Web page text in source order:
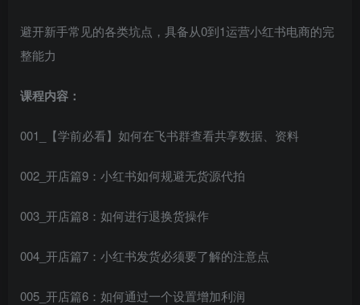
避开新手常见的各类坑点，具备从0到1运营小红书电商的完
整能力
课程内容：
001_【学前必看】如何在飞书群查看共享数据、资料
002_开店篇9：小红书如何规避无货源代拍
003_开店篇8：如何进行退换货操作
004_开店篇7：小红书发货必须要了解的注意点
005_开店篇6：如何通过一个设置增加利润